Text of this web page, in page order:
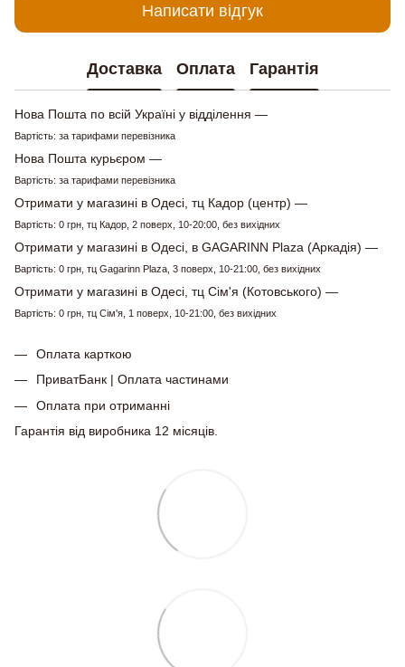
Написати відгук
Доставка Оплата Гарантія
Нова Пошта по всій Україні у відділення —
Вартість: за тарифами перевізника
Нова Пошта курьєром —
Вартість: за тарифами перевізника
Отримати у магазині в Одесі, тц Кадор (центр) —
Вартість: 0 грн, тц Кадор, 2 поверх, 10-20:00, без вихідних
Отримати у магазині в Одесі, в GAGARINN Plaza (Аркадія) —
Вартість: 0 грн, тц Gagarinn Plaza, 3 поверх, 10-21:00, без вихідних
Отримати у магазині в Одесі, тц Сім'я (Котовського) —
Вартість: 0 грн, тц Сім'я, 1 поверх, 10-21:00, без вихідних
Оплата карткою
ПриватБанк | Оплата частинами
Оплата при отриманні
Гарантія від виробника 12 місяців.